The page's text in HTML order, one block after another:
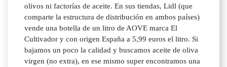
olivos ni factorías de aceite. En sus tiendas, Lidl (que
comparte la estructura de distribución en ambos países)
vende una botella de un litro de AOVE marca El
Cultivador y con origen España a 5,99 euros el litro. Si
bajamos un poco la calidad y buscamos aceite de oliva
virgen (no extra), en ese mismo super encontramos una